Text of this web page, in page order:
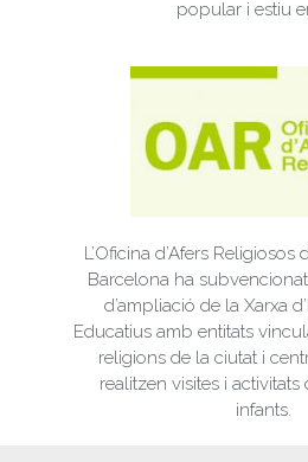
popular i estiu
L’Oficina d’Afers Religiosos
Barcelona ha
d’ampliació de la Xarxa
Educatius amb entitats
religions de la ciutat i
realitzen visites i
infants.